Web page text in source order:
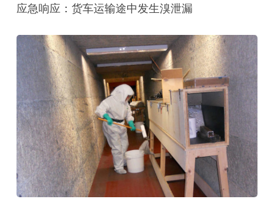
应急响应：货车运输途中发生溴泄漏